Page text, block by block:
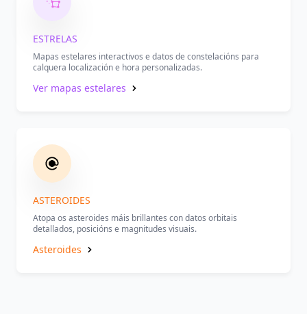
ESTRELAS
Mapas estelares interactivos e datos de constelacións para
calquera localización e hora personalizadas.
Ver mapas estelares
ASTEROIDES
Atopa os asteroides máis brillantes con datos orbitais
detallados, posicións e magnitudes visuais.
Asteroides